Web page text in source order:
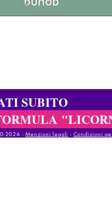
SUBITO
2026 - Menzioni legali - Condizioni